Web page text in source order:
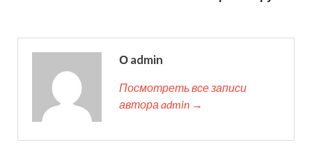
О admin
Посмотреть все записи
автора admin →